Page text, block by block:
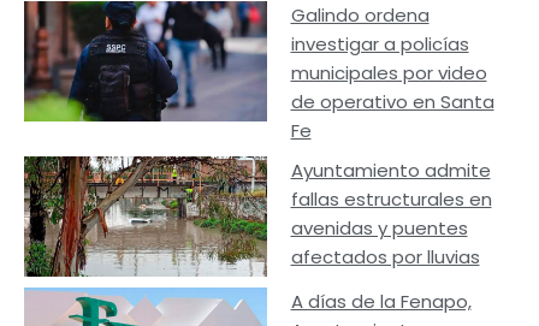
Galindo ordena
investigar a policías
municipales por video
de operativo en Santa
Fe
Ayuntamiento admite
fallas estructurales en
avenidas y puentes
afectados por lluvias
A días de la Fenapo,